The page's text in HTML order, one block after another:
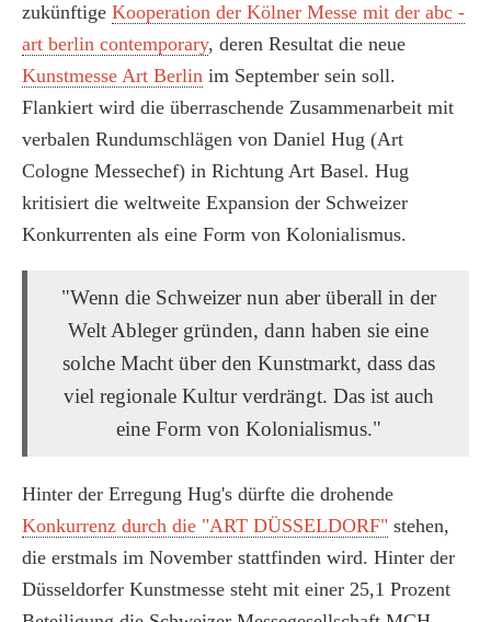
zukünftige Kooperation der Kölner Messe mit der abc -
art berlin contemporary, deren Resultat die neue
Kunstmesse Art Berlin im September sein soll.
Flankiert wird die überraschende Zusammenarbeit mit
verbalen Rundumschlägen von Daniel Hug (Art
Cologne Messechef) in Richtung Art Basel. Hug
kritisiert die weltweite Expansion der Schweizer
Konkurrenten als eine Form von Kolonialismus.
"Wenn die Schweizer nun aber überall in der
Welt Ableger gründen, dann haben sie eine
solche Macht über den Kunstmarkt, dass das
viel regionale Kultur verdrängt. Das ist auch
eine Form von Kolonialismus."
Hinter der Erregung Hug's dürfte die drohende
Konkurrenz durch die "ART DÜSSELDORF" stehen,
die erstmals im November stattfinden wird. Hinter der
Düsseldorfer Kunstmesse steht mit einer 25,1 Prozent